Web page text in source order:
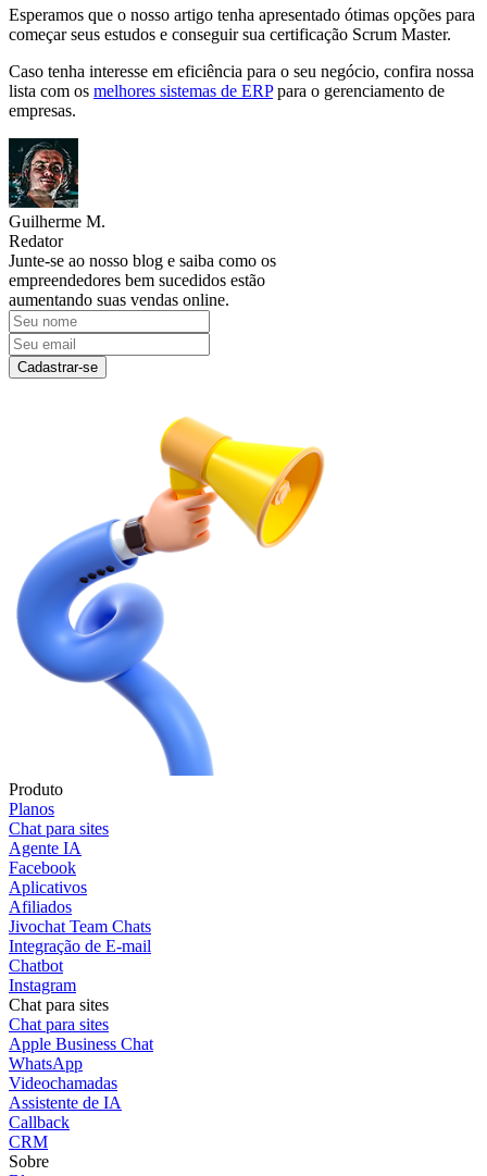
Esperamos que o nosso artigo tenha apresentado ótimas opções para
começar seus estudos e conseguir sua certificação Scrum Master.
Caso tenha interesse em eficiência para o seu negócio, confira nossa
lista com os melhores sistemas de ERPpara o gerenciamento de
empresas.
Guilherme M.
Redator
Junte-se ao nosso blog e saiba como os
empreendedores bem sucedidos estão
aumentando suas vendas online.
Cadastrar-se
Produto
Planos
Chat para sites
Agente IA
Facebook
Aplicativos
Afiliados
Jivochat Team Chats
Integração de E-mail
Chatbot
Instagram
Chat para sites
Chat para sites
Apple Business Chat
WhatsApp
Videochamadas
Assistente de IA
Callback
CRM
Sobre